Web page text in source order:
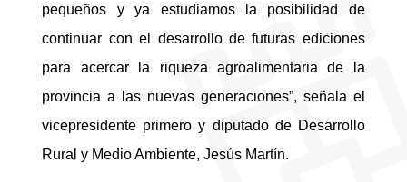
pequeños y ya estudiamos la posibilidad de
continuar con el desarrollo de futuras ediciones
para acercar la riqueza agroalimentaria de la
provincia a las nuevas generaciones”, señala el
vicepresidente primero y diputado de Desarrollo
Rural y Medio Ambiente, Jesús Martín.